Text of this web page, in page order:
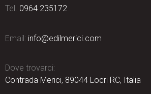
Tel. 0964 235172
Email: info@edilmerici.com
Dove trovarci:
Contrada Merici, 89044 Locri RC, Italia